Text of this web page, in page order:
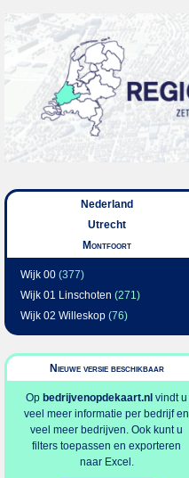
Nederland
Utrecht
Montfoort
Wijk 00 (377)
Wijk 01 Linschoten (271)
Wijk 02 Willeskop (76)
Nieuwe versie beschikbaar
Op bedrijvenopdekaart.nl vindt u
veel meer informatie per bedrijf en
veel meer bedrijven. Ook kunt u
filters toepassen en exporteren
naar Excel.